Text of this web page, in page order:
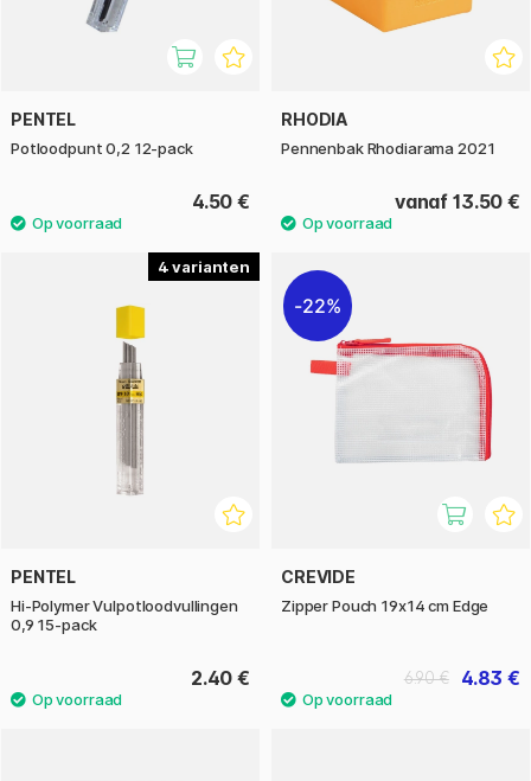
PENTEL
Potloodpunt 0,2 12-pack
4.50 €
RHODIA
Pennenbak Rhodiarama 2021
vanaf 13.50 €
4
PENTEL
Hi-Polymer Vulpotloodvullingen
0,9 15-pack
2.40 €
22%
CREVIDE
Zipper Pouch 19x14 cm Edge
4.83 €
6.90 €